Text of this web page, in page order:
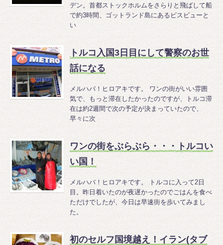
デン。首都ストックホルムをさらりと飛ばして船
で約3時間、ゴットランド島にあるビスビューと
い
トルコ入国3日目にして警察のお世
話になる
メルハバ！ヒロアキです。 ワンの街がいい雰囲
気で、もっと滞在したかったのですが、トルコ滞
在は約2週間で次の予定が決まっていたので、
早々に次
ワンの街をぶらぶら・・・トルコい
い国！
メルハバ！ヒロアキです。 トルコに入って2日
目。昨日着いたのが夜遅かったのでごはんを食べ
ただけでしたが、今日は早速街を歩いてみまし
た。
初のセルフ国境越え！イラン(タブ